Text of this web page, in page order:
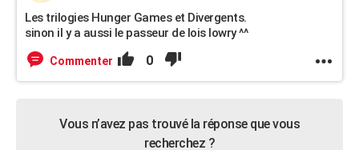
Les trilogies Hunger Games et Divergents.
sinon il y a aussi le passeur de lois lowry ^^
Commenter 0
Vous n’avez pas trouvé la réponse que vous
recherchez ?